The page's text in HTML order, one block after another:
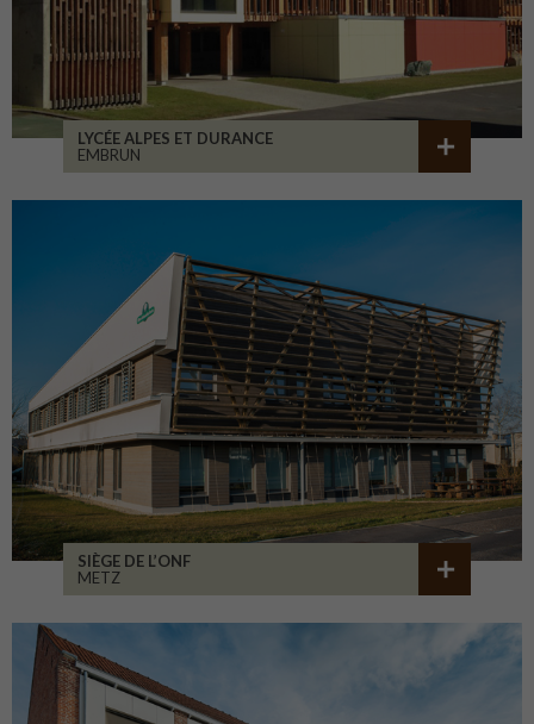
LYCÉE ALPES ET DURANCE
EMBRUN
SIÈGE DE L’ONF
METZ